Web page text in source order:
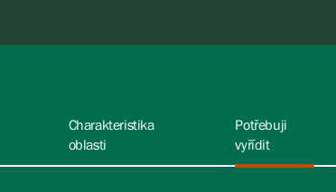
Charakteristika
oblasti
Potřebuji
vyřídit